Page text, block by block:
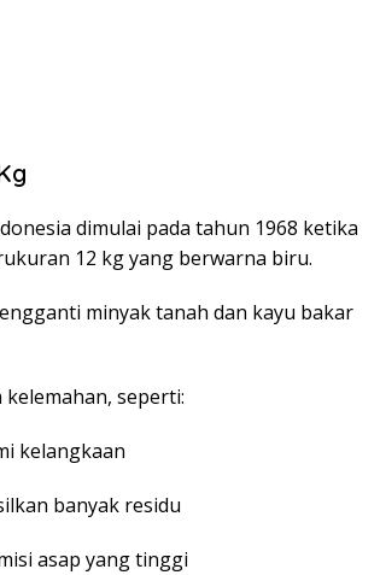
dimulai pada tahun 1968 ketika
12 kg yang berwarna biru.
minyak tanah dan kayu bakar
seperti:
kelangkaan
banyak residu
asap yang tinggi